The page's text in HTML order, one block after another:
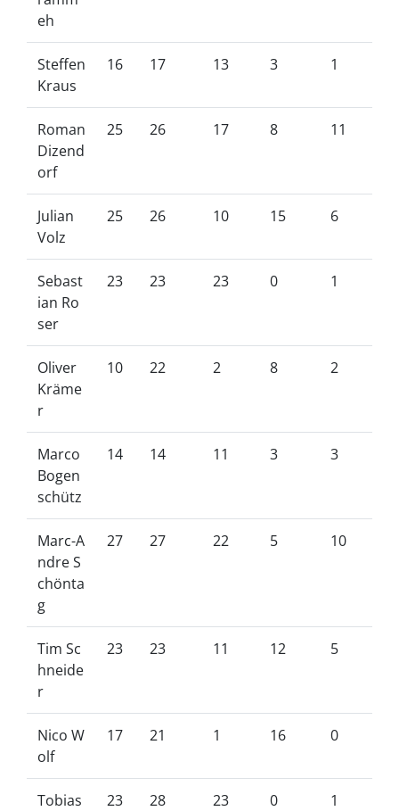
eh
Steffen
Kraus
16 17 13 3 1
Roman
Dizend
orf
25 26 17 8 11
Julian
Volz
25 26 10 15 6
Sebast
ian Ro
ser
23 23 23 0 1
Oliver
Kräme
r
10 22 2 8 2
Marco
Bogen
schütz
14 14 11 3 3
Marc-A
ndre S
chönta
g
27 27 22 5 10
Tim Sc
hneide
r
23 23 11 12 5
Nico W
olf
17 21 1 16 0
Tobias
23 28 23 0 1